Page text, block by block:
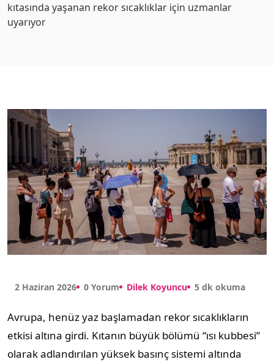
kıtasında yaşanan rekor sıcaklıklar için uzmanlar
uyarıyor
2 Haziran 2026 0 Yorum Dilek Koyuncu 5 dk okuma
Avrupa, henüz yaz başlamadan rekor sıcaklıkların
etkisi altına girdi. Kıtanın büyük bölümü “ısı kubbesi”
olarak adlandırılan yüksek basınç sistemi altında